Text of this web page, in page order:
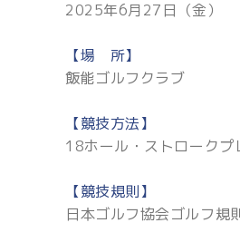
2025年6月27日（金）
【場 所】
飯能ゴルフクラブ
【競技方法】
18ホール・ストロークプ
【競技規則】
日本ゴルフ協会ゴルフ規